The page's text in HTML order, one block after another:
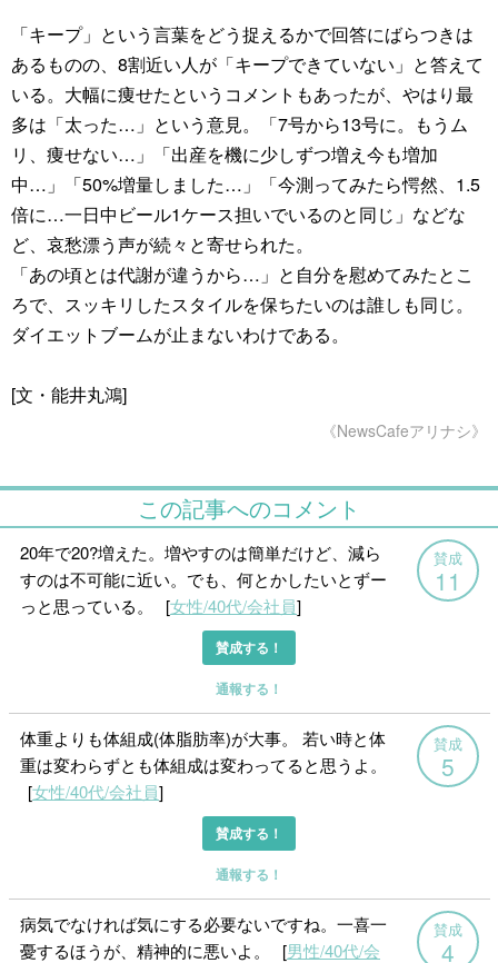
「キープ」という言葉をどう捉えるかで回答にばらつきは
あるものの、8割近い人が「キープできていない」と答えて
いる。大幅に痩せたというコメントもあったが、やはり最
多は「太った…」という意見。「7号から13号に。もうム
リ、痩せない…」「出産を機に少しずつ増え今も増加
中…」「50%増量しました…」「今測ってみたら愕然、1.5
倍に…一日中ビール1ケース担いでいるのと同じ」などな
ど、哀愁漂う声が続々と寄せられた。
「あの頃とは代謝が違うから…」と自分を慰めてみたとこ
ろで、スッキリしたスタイルを保ちたいのは誰しも同じ。
ダイエットブームが止まないわけである。
[文・能井丸鴻]
《NewsCafeアリナシ》